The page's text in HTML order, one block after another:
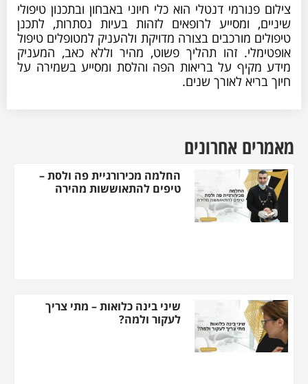
צילום פנורמי דנטלי הוא כלי חיוני באבחון ובתכנון טיפולי
שיניים, ומסייע לרופאים לזהות בעיות נסתרות, לתכנן
טיפולים מורכבים בצורה מדויקת ולהעניק למטופלים טיפול
אופטימלי. זהו תהליך פשוט, מהיר וללא כאב, המעניק
מידע מקיף על בריאות הפה והלסת ומסייע בשמירה על
חיוך בריא לאורך שנים.
מאמרים אחרונים
החלמה מכירורגיית פה ולסת –
טיפים להתאוששות מהירה
שיני בינה כלואות – מתי צריך
לעקור ולמה?